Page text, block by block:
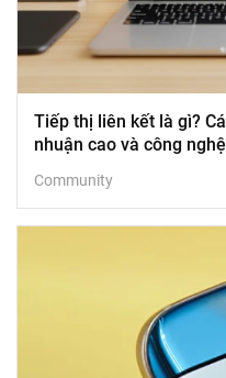
Tiếp thị liên kết là gì?
nhuận cao và công
Community